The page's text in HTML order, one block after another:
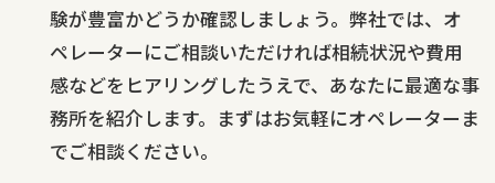
験が豊富かどうか確認しましょう。弊社では、オ
ペレーターにご相談いただければ相続状況や費用
感などをヒアリングしたうえで、あなたに最適な事
務所を紹介します。まずはお気軽にオペレーターま
でご相談ください。